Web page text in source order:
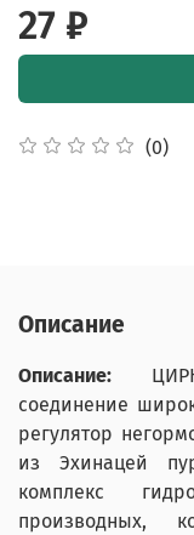
(0)
27 ₽
Описание
Описание:
соединение
регулятор
из Эхинацей
комплекс
производных,